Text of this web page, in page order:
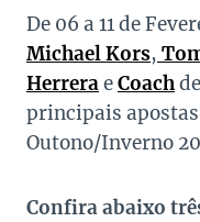
De 06 a 11 de
Michael Kors,
HerreraeCoach
principais
Outono/Inverno
Confira abaixo